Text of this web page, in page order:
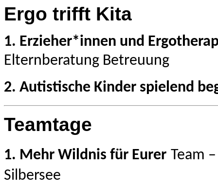
Ergo trifft Kita
1. Erzieher*innen und
Elternberatung Betreuung
2. Autistische Kinder spielend
Teamtage
1. Mehr Wildnis für Eurer Team
Silbersee